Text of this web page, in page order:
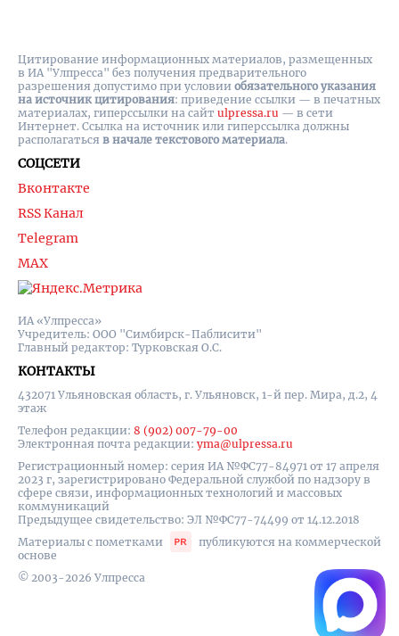
ИА «Улпресса»
Учредитель: ООО "Симбирск-Паблисити"
Главный редактор: Турковская О.С.
КОНТАКТЫ
432071 Ульяновская область, г. Ульяновск, 1-й пер. Мира, д.2, 4
этаж
Телефон редакции: 8 (902) 007-79-00
Электронная почта редакции: yma@ulpressa.ru
Регистрационный номер: серия ИА №ФС77-84971 от 17 апреля
2023 г, зарегистрировано Федеральной службой по надзору в
сфере связи, информационных технологий и массовых
коммуникаций
Предыдущее свидетельство: ЭЛ №ФС77-74499 от 14.12.2018
Материалы с пометками
публикуются на коммерческой
основе
© 2003-2026 Улпресса
СОЦСЕТИ
Вконтакте
RSS Канал
Telegram
MAX
Цитирование информационных материалов, размещенных
в ИА "Улпресса" без получения предварительного
разрешения допустимо при условии обязательного указания
на источник цитирования: приведение ссылки — в печатных
материалах, гиперссылки на cайт ulpressa.ru — в сети
Интернет. Ссылка на источник или гиперссылка должны
располагаться в начале текстового материала.